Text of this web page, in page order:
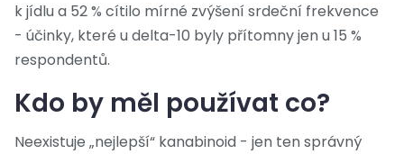
k jídlu a 52 % cítilo mírné zvýšení srdeční frekvence
- účinky, které u delta-10 byly přítomny jen u 15 %
respondentů.
Kdo by měl používat co?
Neexistuje „nejlepší“ kanabinoid - jen ten správný